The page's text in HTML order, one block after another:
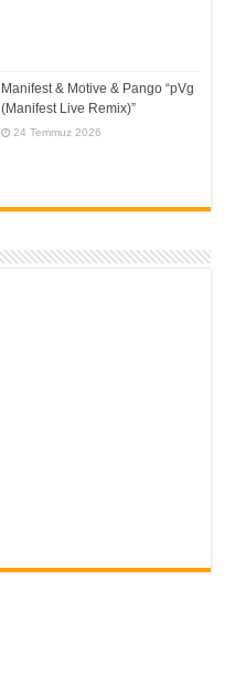
Manifest & Motive & Pango “pVg
(Manifest Live Remix)”
24 Temmuz 2026